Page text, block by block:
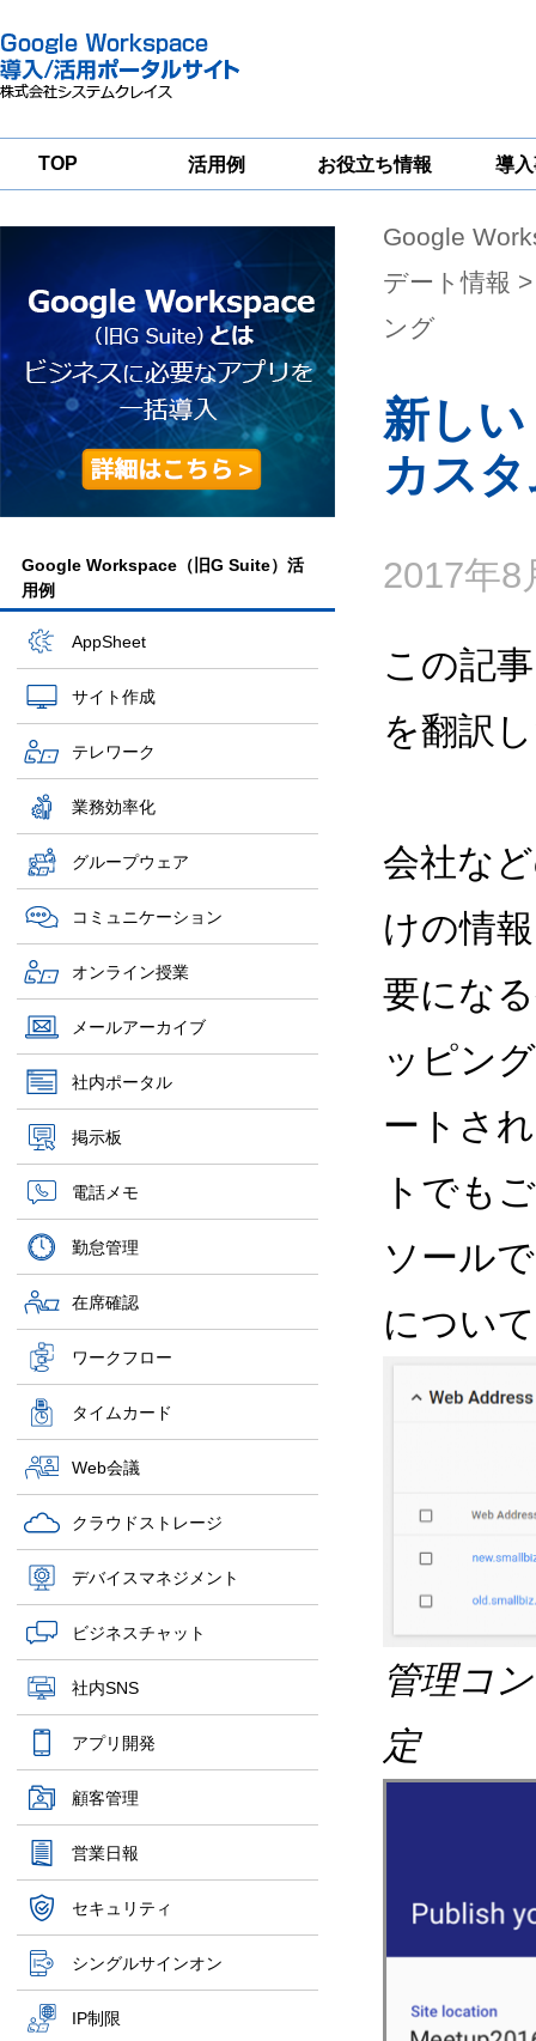
TOP 活用例 お役立ち情報
一
導
グループウェア
移行支援
Google
Workspace
セキュリティ
対策サービス
Google Workspace（旧G Suite）活
用例
AppSheet
サイト作成
テレワーク
業務効率化
グループウェア
コミュニケーション
オンライン授業
メールアーカイブ
社内ポータル
掲示板
電話メモ
勤怠管理
在席確認
ワークフロー
タイムカード
Web会議
クラウドストレージ
デバイスマネジメント
ビジネスチャット
社内SNS
アプリ開発
顧客管理
営業日報
セキュリティ
シングルサインオン
IP制限
Google
デート情報
ング
新し
カス
2017年8
この記
を翻訳
会社な
けの情
要にな
ッピン
ートさ
トでも
ソール
につい
管理コ
定